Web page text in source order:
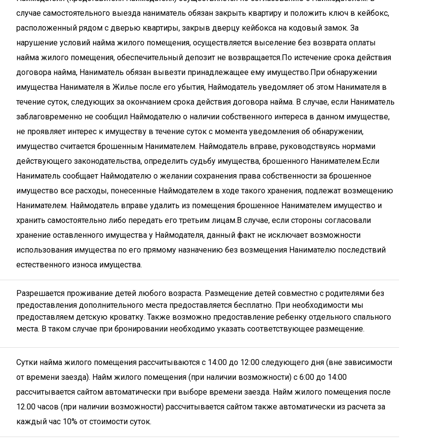
случае самостоятельного выезда наниматель обязан закрыть квартиру и положить ключ в кейбокс,
расположенный рядом с дверью квартиры, закрыв дверцу кейбокса на кодовый замок. За
нарушение условий найма жилого помещения, осуществляется выселение без возврата оплаты
найма жилого помещения, обеспечительный депозит не возвращается.По истечение срока действия
договора найма, Наниматель обязан вывезти принадлежащее ему имущество.При обнаружении
имущества Нанимателя в Жилье после его убытия, Наймодатель уведомляет об этом Нанимателя в
течение суток, следующих за окончанием срока действия договора найма. В случае, если Наниматель
заблаговременно не сообщил Наймодателю о наличии собственного интереса в данном имуществе,
не проявляет интерес к имуществу в течение суток с момента уведомления об обнаружении,
имущество считается брошенным Нанимателем. Наймодатель вправе, руководствуясь нормами
действующего законодательства, определить судьбу имущества, брошенного Нанимателем.Если
Наниматель сообщает Наймодателю о желании сохранения права собственности за брошенное
имущество все расходы, понесенные Наймодателем в ходе такого хранения, подлежат возмещению
Нанимателем. Наймодатель вправе удалить из помещения брошенное Нанимателем имущество и
хранить самостоятельно либо передать его третьим лицам.В случае, если стороны согласовали
хранение оставленного имущества у Наймодателя, данный факт не исключает возможности
использования имущества по его прямому назначению без возмещения Нанимателю последствий
естественного износа имущества.
Разрешается проживание детей любого возраста. Размещение детей совместно с родителями без
предоставления дополнительного места предоставляется бесплатно. При необходимости мы
предоставляем детскую кроватку. Также возможно предоставление ребенку отдельного спального
места. В таком случае при бронировании необходимо указать соответствующее размещение.
Сутки найма жилого помещения рассчитываются с 14:00 до 12:00 следующего дня (вне зависимости
от времени заезда). Найм жилого помещения (при наличии возможности) с 6:00 до 14:00
рассчитывается сайтом автоматически при выборе времени заезда. Найм жилого помещения после
12.00 часов (при наличии возможности) рассчитывается сайтом также автоматически из расчета за
каждый час 10% от стоимости суток.